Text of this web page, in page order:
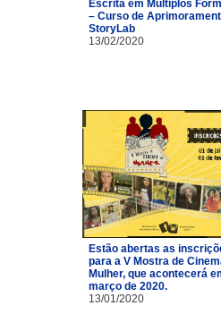
Escrita em Múltiplos
– Curso de
StoryLab
13/02/2020
Estão abertas as
para a V Mostra de
Mulher, que acontecerá
março de 2020.
13/01/2020